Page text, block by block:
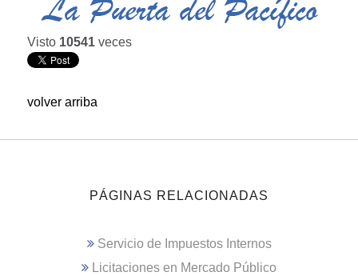
Visto 10541 veces
volver arriba
PÁGINAS RELACIONADAS
Servicio de Impuestos Internos
Licitaciones en Mercado Público